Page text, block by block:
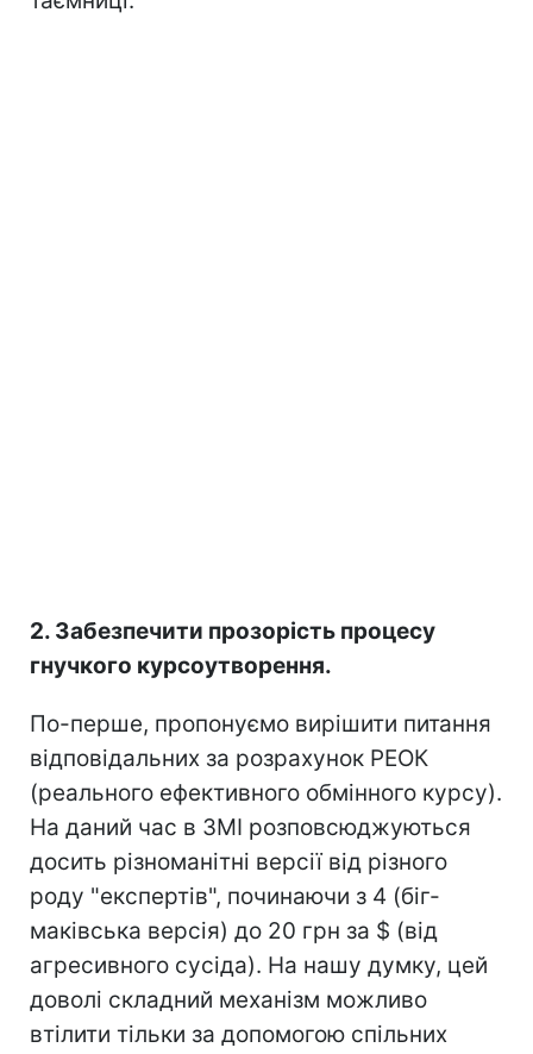
2. Забезпечити прозорість процесу
гнучкого курсоутворення.
По-перше, пропонуємо вирішити питання
відповідальних за розрахунок РЕОК
(реального ефективного обмінного курсу).
На даний час в ЗМІ розповсюджуються
досить різноманітні версії від різного
роду "експертів", починаючи з 4 (біг-
маківська версія) до 20 грн за $ (від
агресивного сусіда). На нашу думку, цей
доволі складний механізм можливо
втілити тільки за допомогою спільних